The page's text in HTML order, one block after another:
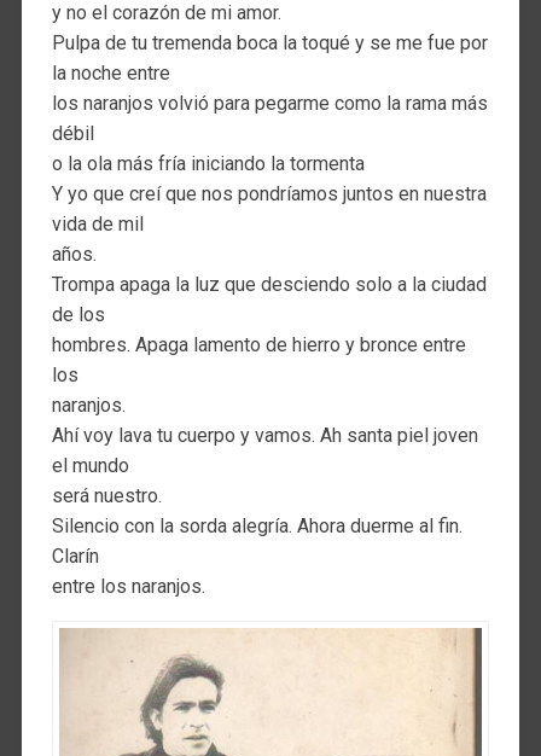
y no el corazón de mi amor.
Pulpa de tu tremenda boca la toqué y se me fue por
la noche entre
los naranjos volvió para pegarme como la rama más
débil
o la ola más fría iniciando la tormenta
Y yo que creí que nos pondríamos juntos en nuestra
vida de mil
años.
Trompa apaga la luz que desciendo solo a la ciudad
de los
hombres. Apaga lamento de hierro y bronce entre
los
naranjos.
Ahí voy lava tu cuerpo y vamos. Ah santa piel joven
el mundo
será nuestro.
Silencio con la sorda alegría. Ahora duerme al fin.
Clarín
entre los naranjos.